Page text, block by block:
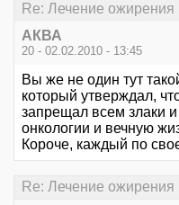
Re: Лечение ожирения
АКВА
20 - 02.02.2010 - 13:45
Вы же не один тут
который утверждал,
запрещал всем злаки
онкологии и вечную
Короче, каждый по
Re: Лечение ожирения